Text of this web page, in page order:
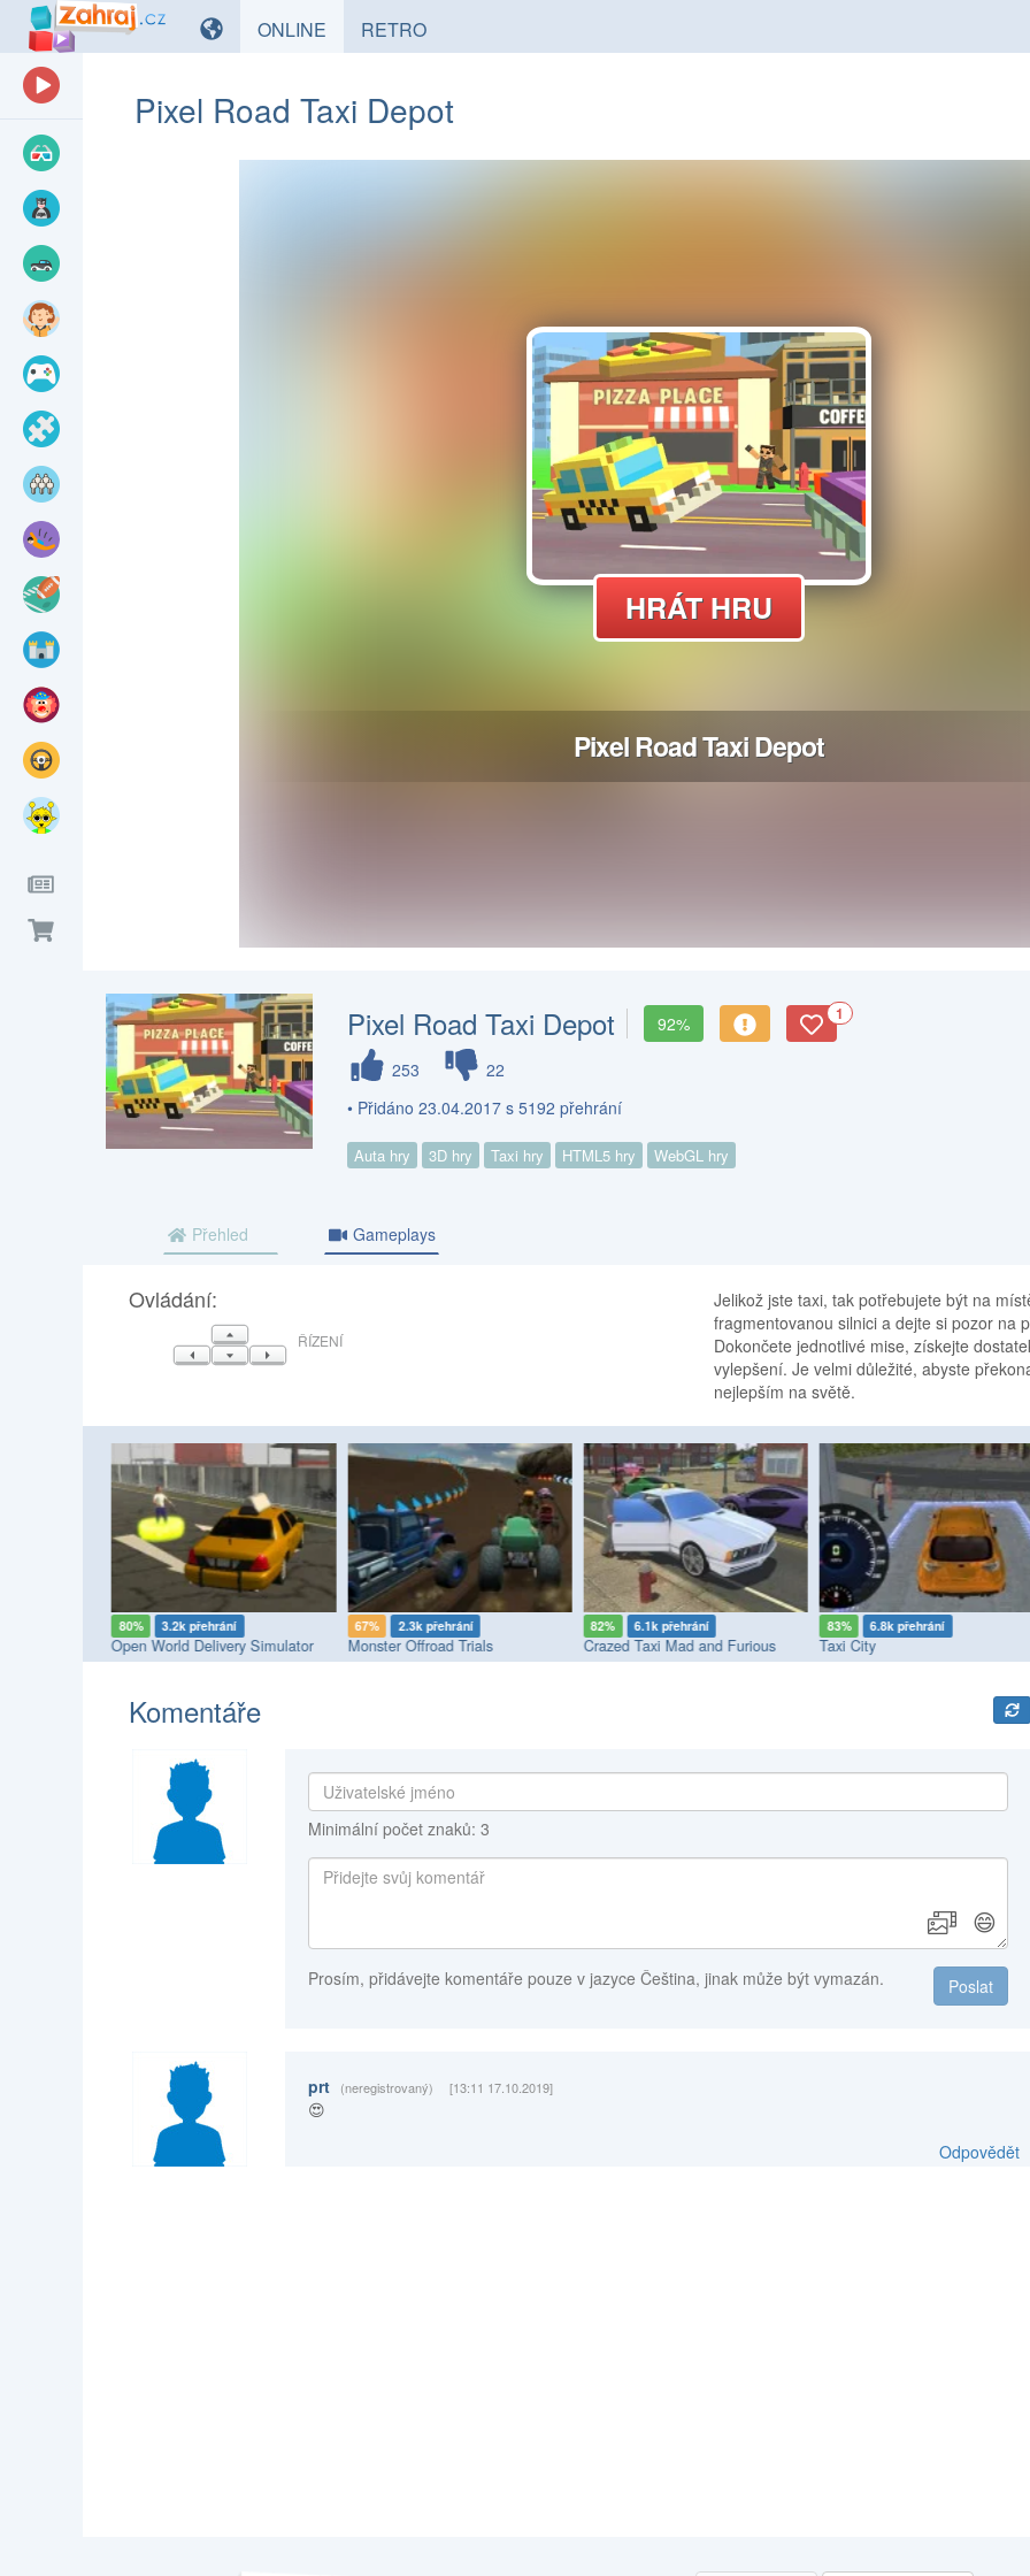
ONLINE HRYRETROHRY
Pixel Road Taxi Depot
Pixel Road Taxi Depot 92% 1
253
22
• Přidáno 23.04.2017 s 5192 přehrání
Auta hry 3D hry Taxi hry HTML5 hry WebGL hry
Přehled Gameplays
Ovládání:
NAHORU
VLEVODOLŮVPRAVO
ŘÍZENÍ
Jelikož jste taxi, tak potřebujete být na
fragmentovanou silnici a dejte si pozor na
Dokončete jednotlivé mise, získejte
vylepšení. Je velmi důležité, abyste
nejlepším na světě.
80% 3.2k přehrání
Open World Delivery Simulator
67% 2.3k přehrání
Monster Offroad Trials
82% 6.1k přehrání
Crazed Taxi Mad and Furious
83% 6.8k přehrání
Taxi City
Komentáře
Minimální počet znaků: 3
😄
Poslat
Prosím, přidávejte komentáře pouze v jazyce Čeština, jinak může být vymazán.
prt (neregistrovaný) [13:11 17.10.2019]
😍
Odpovědět